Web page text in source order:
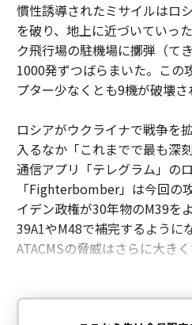
慣性誘導されたミサイルはロ
を破り、地上に近づいていっ
ク飛行場の駐機場に擲弾（て
1000発ずつばらまいた。この
プター少なくとも9機が破壊さ
ロシアがウクライナで戦争を
入るなか「これまでで最も深
通信アプリ「テレグラム」の
「Fighterbomber」は今回の
イデン政権が30年物のM39を
39A1やM48で補完するように
ATACMSの脅威はさらに大きく